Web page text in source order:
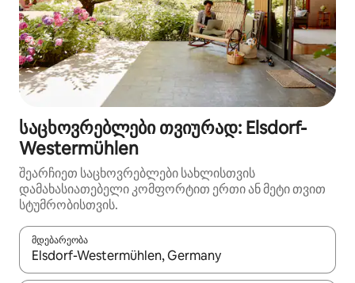
საცხოვრებლები თვიურად: Elsdorf-
Westermühlen
შეარჩიეთ საცხოვრებლები სახლისთვის
დამახასიათებელი კომფორტით ერთი ან მეტი თვით
სტუმრობისთვის.
მდებარეობა
როცა შედეგები ხელმისაწვდომი გახდება, ნავიგაციისთვის